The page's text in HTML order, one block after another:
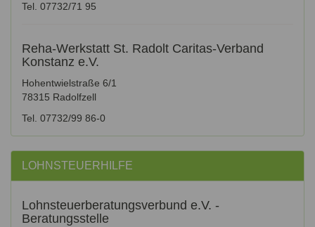
Tel. 07732/71 95
Reha-Werkstatt St. Radolt Caritas-Verband
Konstanz e.V.
Hohentwielstraße 6/1
78315 Radolfzell
Tel. 07732/99 86-0
LOHNSTEUERHILFE
Lohnsteuerberatungsverbund e.V. -
Beratungsstelle